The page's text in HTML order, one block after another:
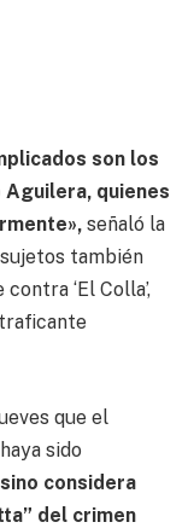
son los
Aguilera, quienes
señaló la
también
‘El Colla’,
que el
sido
considera
del crimen